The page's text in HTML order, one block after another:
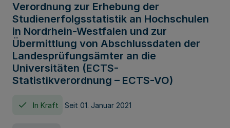
Verordnung zur Erhebung der
Studienerfolgsstatistik an Hochschulen
in Nordrhein-Westfalen und zur
Übermittlung von Abschlussdaten der
Landesprüfungsämter an die
Universitäten (ECTS-
Statistikverordnung – ECTS-VO)
In Kraft Seit 01. Januar 2021